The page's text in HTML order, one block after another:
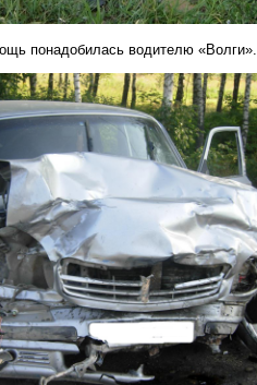
понадобилась водителю «Волги».